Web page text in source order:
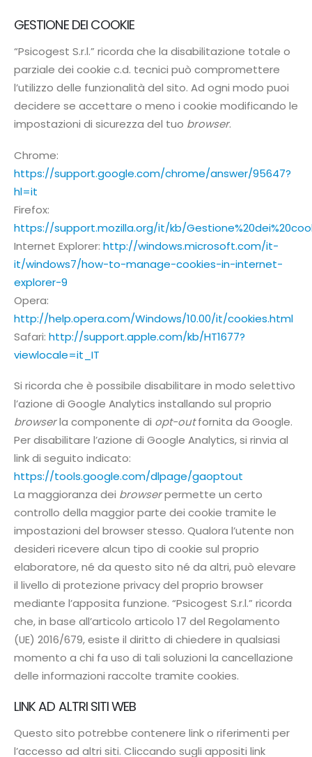
GESTIONE DEI COOKIE
“Psicogest S.r.l.” ricorda che la disabilitazione totale o
parziale dei cookie c.d. tecnici può compromettere
l’utilizzo delle funzionalità del sito. Ad ogni modo puoi
decidere se accettare o meno i cookie modificando le
impostazioni di sicurezza del tuo browser.
Chrome:
https://support.google.com/chrome/answer/95647?
hl=it
Firefox:
https://support.mozilla.org/it/kb/
Internet Explorer: http://windows.microsoft.com/it-
it/windows7/how-to-manage-cookies-in-internet-
explorer-9
Opera:
http://help.opera.com/Windows/10.00/it/cookies.html
Safari: http://support.apple.com/kb/HT1677?
viewlocale=it_IT
Si ricorda che è possibile disabilitare in modo selettivo
l’azione di Google Analytics installando sul proprio
browserla componente di opt-outfornita da Google.
Per disabilitare l’azione di Google Analytics, si rinvia al
link di seguito indicato:
https://tools.google.com/dlpage/gaoptout
La maggioranza dei browserpermette un certo
controllo della maggior parte dei cookie tramite le
impostazioni del browser stesso. Qualora l’utente non
desideri ricevere alcun tipo di cookie sul proprio
elaboratore, né da questo sito né da altri, può elevare
il livello di protezione privacy del proprio browser
mediante l’apposita funzione. “Psicogest S.r.l.” ricorda
che, in base all’articolo articolo 17 del Regolamento
(UE) 2016/679, esiste il diritto di chiedere in qualsiasi
momento a chi fa uso di tali soluzioni la cancellazione
delle informazioni raccolte tramite cookies.
LINK AD ALTRI SITI WEB
Questo sito potrebbe contenere link o riferimenti per
l’accesso ad altri siti. Cliccando sugli appositi link